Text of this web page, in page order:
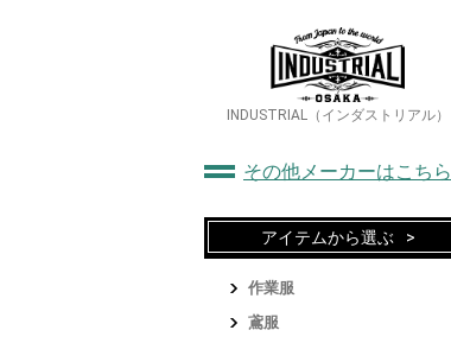
INDUSTRIAL（インダストリアル）
その他メーカーはこちら
アイテムから選ぶ
作業服
鳶服